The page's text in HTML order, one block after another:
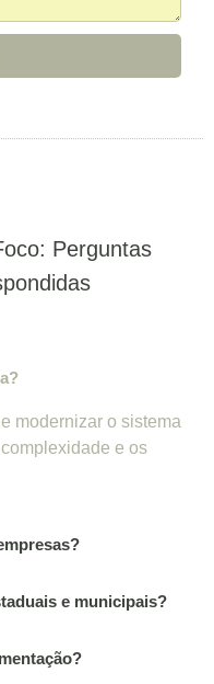
Perguntas
modernizar o sistema
e os
e municipais?